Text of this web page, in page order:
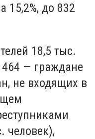
15,2%, до 832
18,5 тыс.
— граждане
не входящих в
человек),